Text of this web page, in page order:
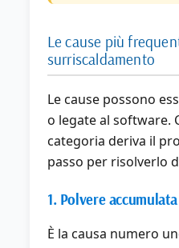
Le cause più
surriscaldamento
Le cause possono
o legate al software.
categoria deriva il
passo per risolverlo
1. Polvere
È la causa numero